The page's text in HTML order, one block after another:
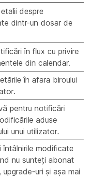
despre
dintr-un dosar de
în flux cu privire
din calendar.
în afara biroului
pentru notificări
aduse
unui utilizator.
modificate
nu sunteți abonat
upgrade-uri și așa mai